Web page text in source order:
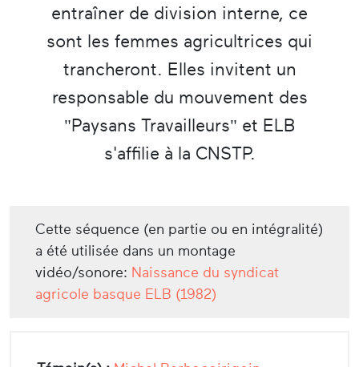
entraîner de division interne, ce
sont les femmes agricultrices qui
trancheront. Elles invitent un
responsable du mouvement des
"Paysans Travailleurs" et ELB
s'affilie à la CNSTP.
Cette séquence (en partie ou en intégralité)
a été utilisée dans un montage
vidéo/sonore: Naissance du syndicat
agricole basque ELB (1982)